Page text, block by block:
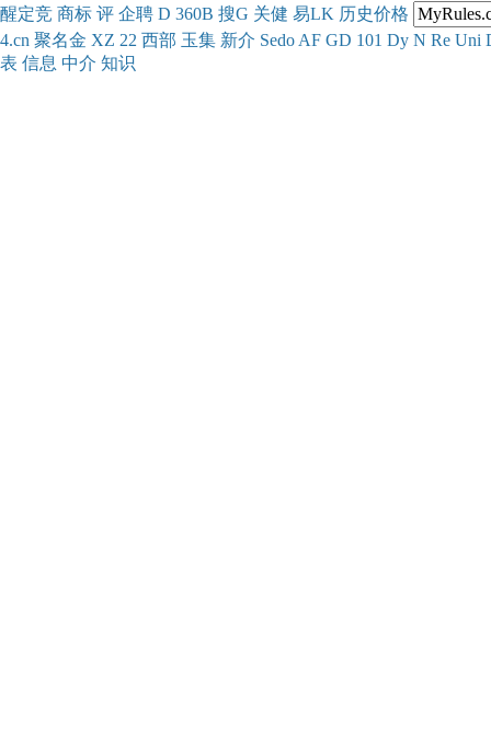
醒定竞 商标 评 企聘 D 360B 搜G 关健 易LK 历史价格
4.cn 聚名金 XZ 22 西部 玉集 新介 Sedo AF GD 101 Dy N Re Uni
表 信息 中介 知识